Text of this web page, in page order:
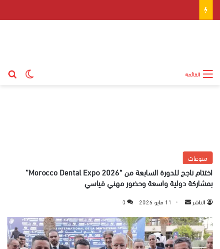
القائمة
منوعات
اختتام ناجح للدورة السابعة من “Morocco Dental Expo 2026”
بمشاركة دولية واسعة وحضور مهني قياسي
الناشر
س
ل
11 مايو 2026 0